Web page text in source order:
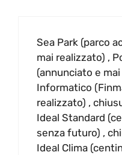
Sea Park (parco
mai realizzato) ,
(annunciato e
Informatico
realizzato) ,
Ideal Standard
senza futuro) ,
Ideal Clima